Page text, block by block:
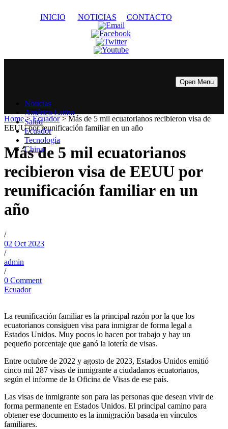
INICIO NOTICIAS CONTACTO
Open Menu
Noticias
América Latina
Salud
Ecuador
Tecnología
China
Home > Ecuador > Más de 5 mil ecuatorianos recibieron visa de
EEUU por reunificación familiar en un año
Más de 5 mil ecuatorianos
recibieron visa de EEUU por
reunificación familiar en un
año
/
02 Oct 2023
/
admin
/
0 Comment
Ecuador
La reunificación familiar es la principal razón por la que los
ecuatorianos consiguen visa para inmigrar de forma legal a
Estados Unidos. Muy pocos lo hacen por trabajo y hay un
pequeño porcentaje que ganó la lotería de visas.
Entre octubre de 2022 y agosto de 2023, Estados Unidos emitió
cinco mil 287 visas de inmigrante a ciudadanos ecuatorianos,
según el informe de la Oficina de Visas de ese país.
Las visas de inmigrante son para las personas que desean vivir de
forma permanente en Estados Unidos. El principal camino para
obtener ese documento es la inmigración basada en vínculos
familiares.